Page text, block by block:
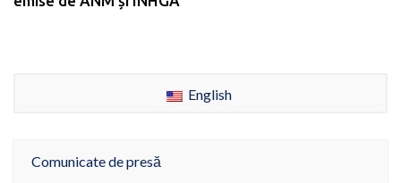
English
Comunicate de presă